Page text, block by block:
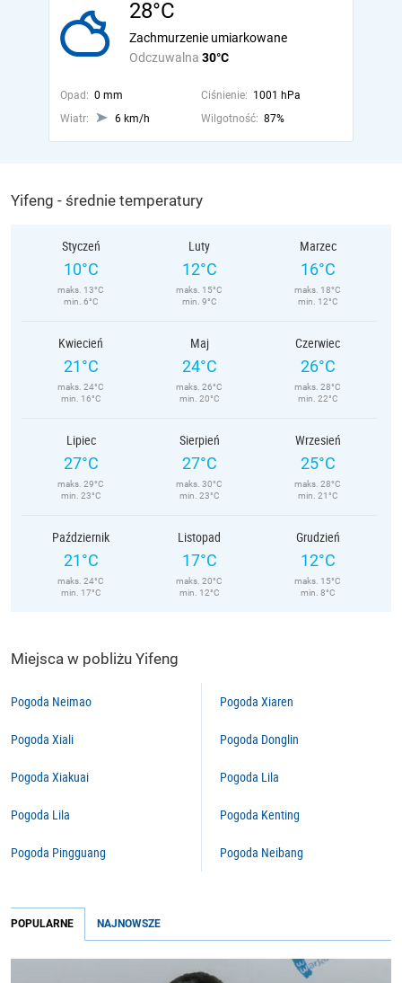
28°C
Odczuwalna 30°C
Zachmurzenie umiarkowane
Opad: 0 mm Ciśnienie: 1001 hPa
Wiatr:
6 km/h Wilgotność: 87%
Yifeng - średnie temperatury
Styczeń
10°C
maks. 13°C
min. 6°C
Luty
12°C
maks. 15°C
min. 9°C
Marzec
16°C
maks. 18°C
min. 12°C
Kwiecień
21°C
maks. 24°C
min. 16°C
Maj
24°C
maks. 26°C
min. 20°C
Czerwiec
26°C
maks. 28°C
min. 22°C
Lipiec
27°C
maks. 29°C
min. 23°C
Sierpień
27°C
maks. 30°C
min. 23°C
Wrzesień
25°C
maks. 28°C
min. 21°C
Październik
21°C
maks. 24°C
min. 17°C
Listopad
17°C
maks. 20°C
min. 12°C
Grudzień
12°C
maks. 15°C
min. 8°C
Miejsca w pobliżu Yifeng
Pogoda Neimao
Pogoda Xiali
Pogoda Xiakuai
Pogoda Lila
Pogoda Pingguang
Pogoda Xiaren
Pogoda Donglin
Pogoda Lila
Pogoda Kenting
Pogoda Neibang
POPULARNE NAJNOWSZE